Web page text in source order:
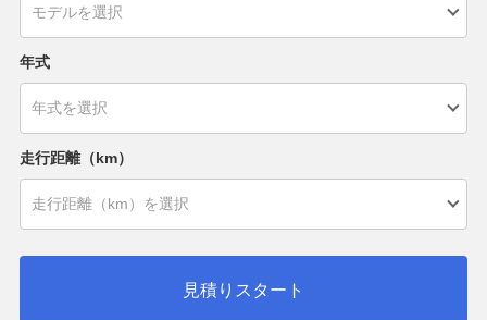
年式
走行距離（km）
見積りスタート